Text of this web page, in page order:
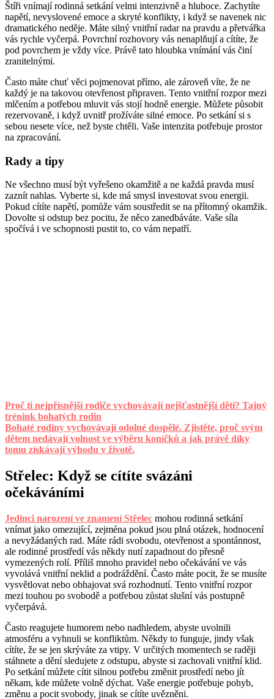
Štíři vnímají rodinná setkání velmi intenzivně a hluboce. Zachytíte
napětí, nevyslovené emoce a skryté konflikty, i když se navenek nic
dramatického neděje. Máte silný vnitřní radar na pravdu a přetvářka
vás rychle vyčerpá. Povrchní rozhovory vás nenaplňují a cítíte, že
pod povrchem je vždy více. Právě tato hloubka vnímání vás činí
zranitelnými.
Často máte chuť věci pojmenovat přímo, ale zároveň víte, že ne
každý je na takovou otevřenost připraven. Tento vnitřní rozpor mezi
mlčením a potřebou mluvit vás stojí hodně energie. Můžete působit
rezervovaně, i když uvnitř prožíváte silné emoce. Po setkání si s
sebou nesete více, než byste chtěli. Vaše intenzita potřebuje prostor
na zpracování.
Rady a tipy
Ne všechno musí být vyřešeno okamžitě a ne každá pravda musí
zaznít nahlas. Vyberte si, kde má smysl investovat svou energii.
Pokud cítíte napětí, pomůže vám soustředit se na přítomný okamžik.
Dovolte si odstup bez pocitu, že něco zanedbáváte. Vaše síla
spočívá i ve schopnosti pustit to, co vám nepatří.
Proč ti nejpřísnější rodiče vychovávají nejšťastnější děti? Tajný
trénink bohatých rodin
Bohaté rodiny vychovávají odolné dospělé. Zjistěte, proč svým
dětem nedávají volnost ve výběru koníčků a jak právě díky
tomu získávají výhodu v životě.
Střelec: Když se cítíte svázáni
očekáváními
Jedinci narození ve znamení Střelec mohou rodinná setkání
vnímat jako omezující, zejména pokud jsou plná otázek, hodnocení
a nevyžádaných rad. Máte rádi svobodu, otevřenost a spontánnost,
ale rodinné prostředí vás někdy nutí zapadnout do přesně
vymezených rolí. Příliš mnoho pravidel nebo očekávání ve vás
vyvolává vnitřní neklid a podráždění. Často máte pocit, že se musíte
vysvětlovat nebo obhajovat svá rozhodnutí. Tento vnitřní rozpor
mezi touhou po svobodě a potřebou zůstat slušní vás postupně
vyčerpává.
Často reagujete humorem nebo nadhledem, abyste uvolnili
atmosféru a vyhnuli se konfliktům. Někdy to funguje, jindy však
cítíte, že se jen skrýváte za vtipy. V určitých momentech se raději
stáhnete a dění sledujete z odstupu, abyste si zachovali vnitřní klid.
Po setkání můžete cítit silnou potřebu změnit prostředí nebo jít
někam, kde můžete volně dýchat. Vaše energie potřebuje pohyb,
změnu a pocit svobody, jinak se cítíte uvězněni.